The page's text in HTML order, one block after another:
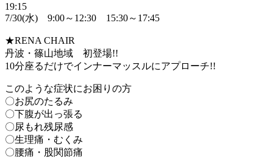
19:15
7/30(水) 9:00～12:30 15:30～17:45
★RENA CHAIR
丹波・篠山地域 初登場!!
10分座るだけでインナーマッスルにアプローチ!!
このような症状にお困りの方
〇お尻のたるみ
〇下腹が出っ張る
〇尿もれ残尿感
〇生理痛・むくみ
〇腰痛・股関節痛